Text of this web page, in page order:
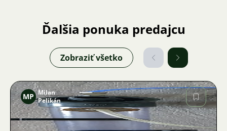
Ďalšia ponuka predajcu
Zobraziť všetko
MP Milan
Pelikán